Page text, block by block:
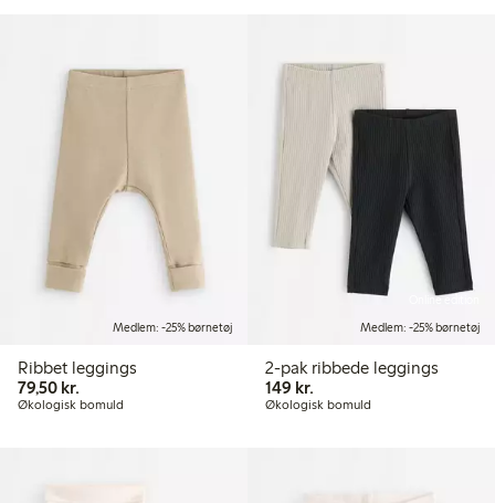
Medlem: -25% børnetøj
Ribbet leggings
79,50 kr.
Økologisk bomuld
Online edition
Medlem: -25% børnetøj
2-pak ribbede leggings
149 kr.149,00 kr.
Økologisk bomuld